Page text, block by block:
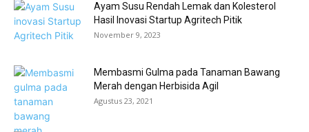
Ayam Susu Rendah Lemak dan Kolesterol
Hasil Inovasi Startup Agritech Pitik
November 9, 2023
Membasmi Gulma pada Tanaman Bawang
Merah dengan Herbisida Agil
Agustus 23, 2021